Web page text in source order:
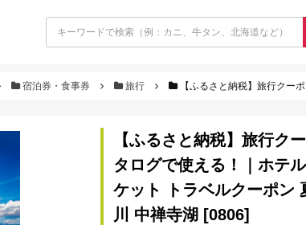
宿泊券・食事券 旅行 【ふるさと納税】旅行クーポン (15万円分) 日光市 後から選
【ふるさと納税】旅行ク
タログで使える！｜ホテ
ケット トラベルクーポン
川 中禅寺湖 [0806]